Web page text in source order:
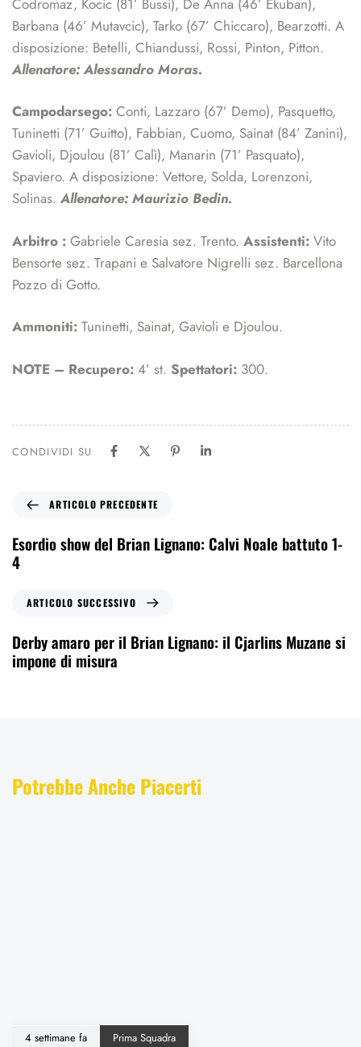
Codromaz, Kocic (81’ Bussi), De Anna (46’ Ekuban),
Barbana (46’ Mutavcic), Tarko (67’ Chiccaro), Bearzotti. A
disposizione: Betelli, Chiandussi, Rossi, Pinton, Pitton.
Allenatore: Alessandro Moras.
Campodarsego: Conti, Lazzaro (67’ Demo), Pasquetto,
Tuninetti (71’ Guitto), Fabbian, Cuomo, Sainat (84’ Zanini),
Gavioli, Djoulou (81’ Calì), Manarin (71’ Pasquato),
Spaviero. A disposizione: Vettore, Solda, Lorenzoni,
Solinas.Allenatore: Maurizio Bedin.
Arbitro : Gabriele Caresia sez. Trento. Assistenti: Vito
Bensorte sez. Trapani e Salvatore Nigrelli sez. Barcellona
Pozzo di Gotto.
Ammoniti: Tuninetti, Sainat, Gavioli e Djoulou.
NOTE – Recupero: 4’ st. Spettatori: 300.
CONDIVIDI SU
ARTICOLO PRECEDENTE
Esordio show del Brian Lignano: Calvi Noale battuto 1-
4
ARTICOLO SUCCESSIVO
Derby amaro per il Brian Lignano: il Cjarlins Muzane si
impone di misura
Potrebbe Anche Piacerti
4 settimane fa Prima Squadra